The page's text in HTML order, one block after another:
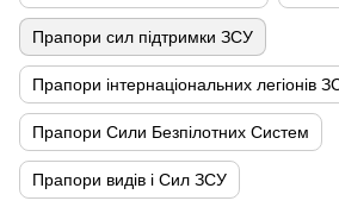
Прапори сил підтримки ЗСУ
Прапори інтернаціональних легіонів
Прапори Сили Безпілотних Систем
Прапори видів і Сил ЗСУ